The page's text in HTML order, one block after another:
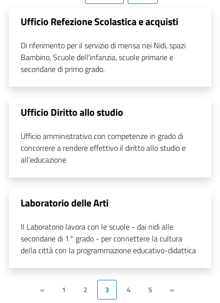
Ufficio Refezione Scolastica e acquisti
Di riferimento per il servizio di mensa nei Nidi, spazi
Bambino, Scuole dell'infanzia, scuole primarie e
secondarie di primo grado.
Ufficio Diritto allo studio
Ufficio amministrativo con competenze in grado di
concorrere a rendere effettivo il diritto allo studio e
all’educazione
Laboratorio delle Arti
Il Laboratorio lavora con le scuole - dai nidi alle
secondarie di 1° grado - per connettere la cultura
della città con la programmazione educativo-didattica
« 1 2 3 4 5 »